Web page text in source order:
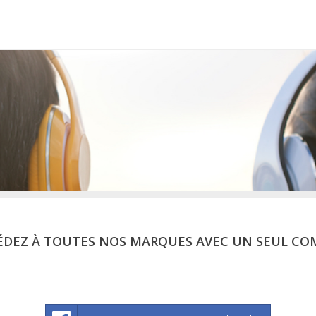
À TOUTES NOS MARQUES AVEC UN SEUL